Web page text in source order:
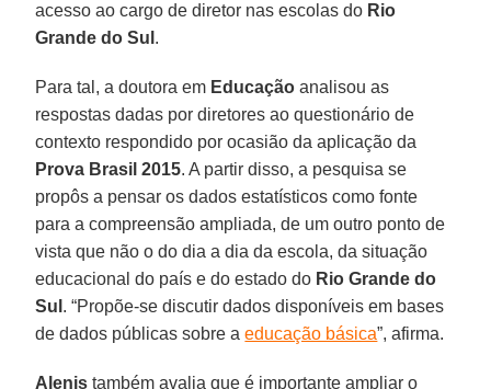
acesso ao cargo de diretor nas escolas do Rio
Grande do Sul .
Para tal, a doutora em Educação analisou as
respostas dadas por diretores ao questionário de
contexto respondido por ocasião da aplicação da
Prova Brasil 2015. A partir disso, a pesquisa se
propôs a pensar os dados estatísticos como fonte
para a compreensão ampliada, de um outro ponto de
vista que não o do dia a dia da escola, da situação
educacional do país e do estado do Rio Grande do
Sul . “Propõe-se discutir dados disponíveis em bases
de dados públicas sobre aeducação básica”, afirma.
Alenis também avalia que é importante ampliar o